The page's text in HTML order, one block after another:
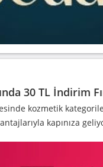
30 TL İndirim
kozmetik
kapınıza